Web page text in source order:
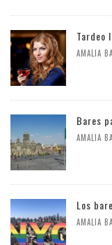
Tardeo
AMALIA
Bares
AMALIA
Los
AMALIA